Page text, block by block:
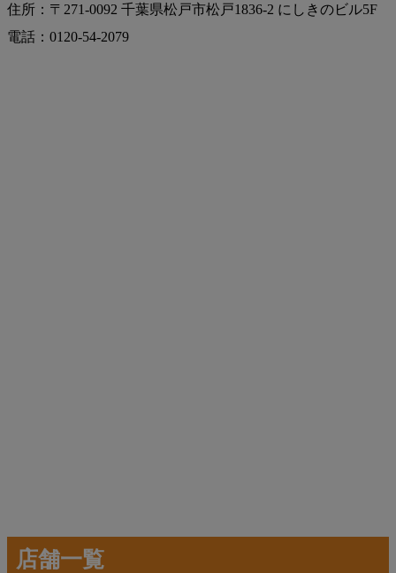
住所：〒271-0092 千葉県松戸市松戸1836-2 にしきのビル5F
電話：0120-54-2079
店舗一覧